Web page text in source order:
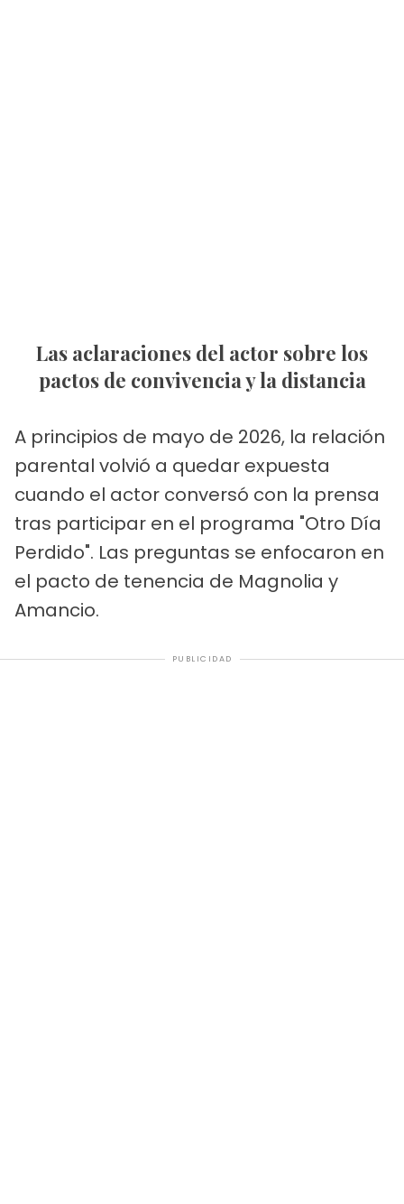
Las aclaraciones del actor sobre los
pactos de convivencia y la distancia
A principios de mayo de 2026, la relación
parental volvió a quedar expuesta
cuando el actor conversó con la prensa
tras participar en el programa "Otro Día
Perdido". Las preguntas se enfocaron en
el pacto de tenencia de Magnolia y
Amancio.
PUBLICIDAD